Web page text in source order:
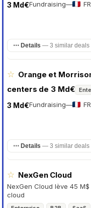
Fundraising
3 Md€ — FR
⋯ Details — 3 similar deals
☆ Orange et
centers de 3 Md€
Fundraising
3 Md€ — FR
⋯ Details — 3 similar deals
☆ NexGen Cloud
NexGen Cloud lève 45
cloud